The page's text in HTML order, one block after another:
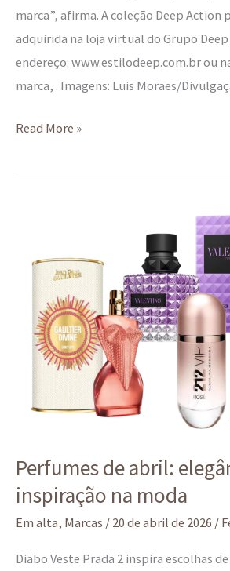
marca”, afirma. A coleção Deep Action
adquirida na loja virtual do Grupo
endereço: www.estilodeep.com.br ou
marca, . Imagens: Luis Moraes/
Read More »
Perfumes de abril:
inspiração na moda
Em alta, Marcas / 20 de abril de 2026 /
Diabo Veste Prada 2 inspira escolhas
abril:
inspiração
moda